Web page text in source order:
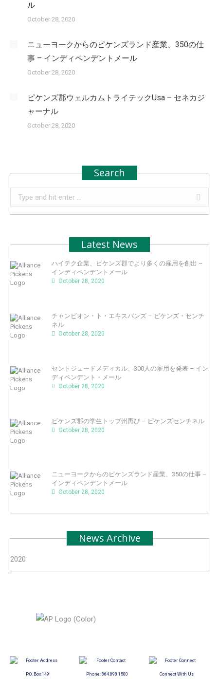
ル
October 28, 2020
ニューヨークからのピケンズランド産業、350の仕
事 – インディペンデントメール
October 28, 2020
ピケンズ郡ウェルカムトライテックUsa – セネカジ
ャーナル
October 28, 2020
Search
Search:
Latest News
ハイテク企業、ピケンズ郡でより多くの雇用を創出 –
インディペンデントメール
October 28, 2020
チャンピオン・ト・エキスパンズ – ピケンズ・センチ
ネル
October 28, 2020
セントジュードメディカル、300人の雇用を発表 – イン
ディペンデント・メール
October 28, 2020
ピケンズ郡の学生トップ州再び – ピケンズセンチネル
October 28, 2020
ニューヨークからのピケンズランド産業、350の仕事 –
インディペンデントメール
October 28, 2020
News Archive
2020
P.O. Box 149 Phone: 864.898.1500 Connect With Us